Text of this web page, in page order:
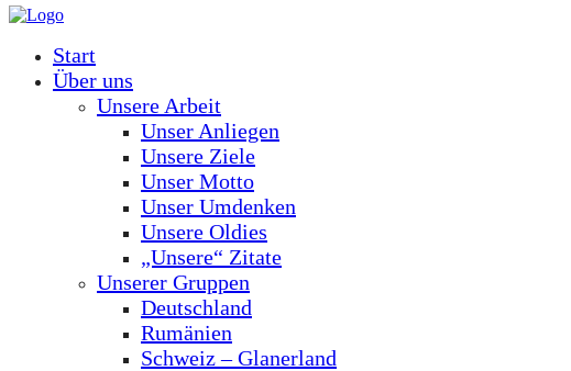
Start
Über uns
Unsere Arbeit
Unser Anliegen
Unsere Ziele
Unser Motto
Unser Umdenken
Unsere Oldies
„Unsere“ Zitate
Unserer Gruppen
Deutschland
Rumänien
Schweiz – Glanerland